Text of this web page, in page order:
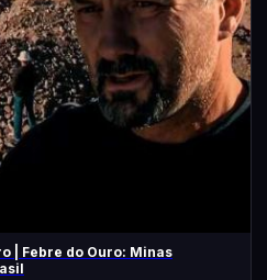
| Febre do Ouro: Minas